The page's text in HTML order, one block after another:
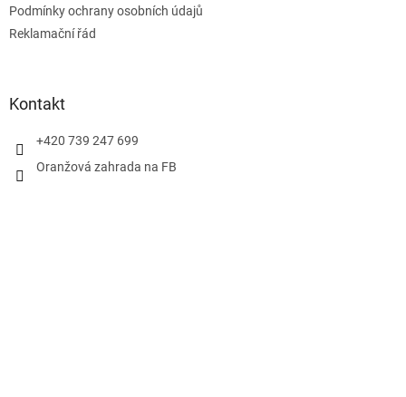
Podmínky ochrany osobních údajů
Reklamační řád
Kontakt
+420 739 247 699
Oranžová zahrada na FB